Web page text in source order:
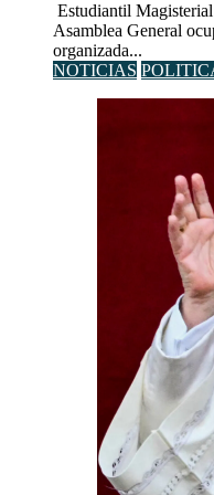
Estudiantil
Asamblea General
organizada...
NOTICIAS